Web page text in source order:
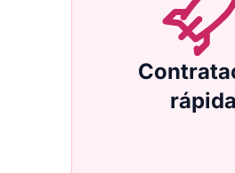
rápida